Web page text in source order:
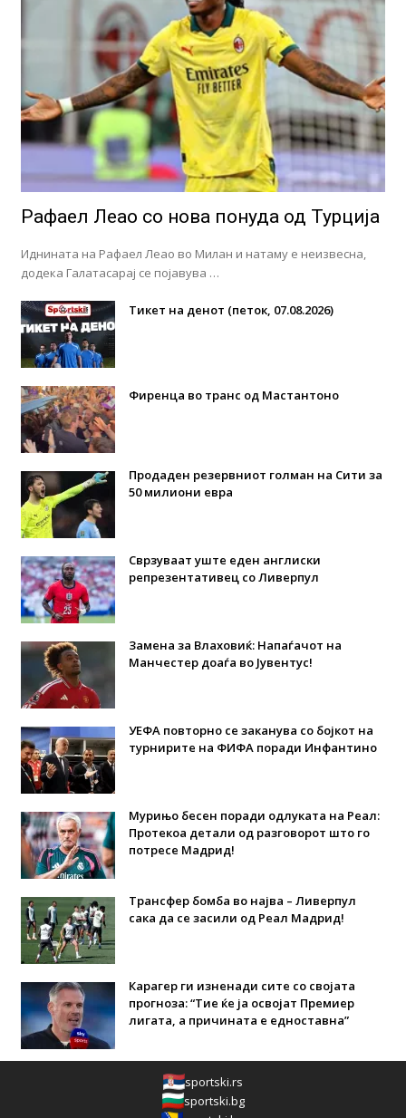
Рафаел Леао со нова понуда од Турција
Иднината на Рафаел Леао во Милан и натаму е неизвесна,
додека Галатасарај се појавува …
Тикет на денот (петок, 07.08.2026)
Фиренца во транс од Мастантоно
Продаден резервниот голман на Сити за
50 милиони евра
Сврзуваат уште еден англиски
репрезентативец со Ливерпул
Замена за Влаховиќ: Напаѓачот на
Манчестер доаѓа во Јувентус!
УЕФА повторно се заканува со бојкот на
турнирите на ФИФА поради Инфантино
Мурињо бесен поради одлуката на Реал:
Протекоа детали од разговорот што го
потресе Мадрид!
Трансфер бомба во најва – Ливерпул
сака да се засили од Реал Мадрид!
Карагер ги изненади сите со својата
прогноза: “Тие ќе ја освојат Премиер
лигата, а причината е едноставна”
sportski.rs
sportski.bg